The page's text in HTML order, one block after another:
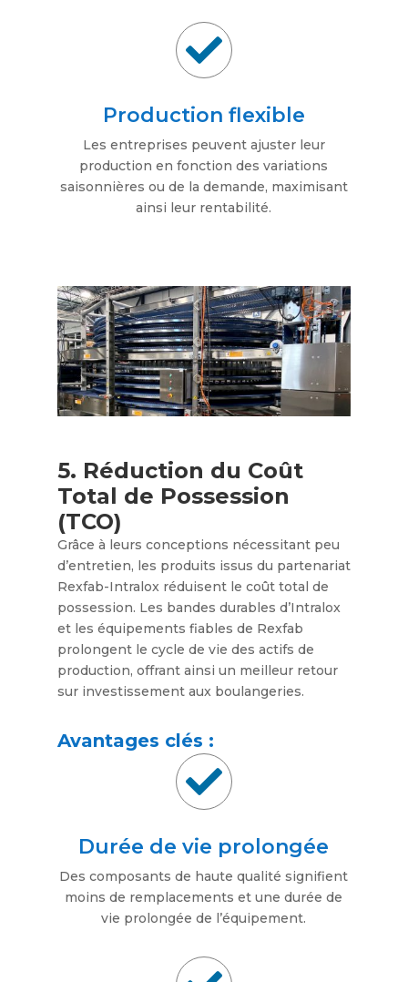

Production flexible
Les entreprises peuvent ajuster leur
production en fonction des variations
saisonnières ou de la demande, maximisant
ainsi leur rentabilité.
5. Réduction du Coût
Total de Possession
(TCO)
Grâce à leurs conceptions nécessitant peu
d’entretien, les produits issus du partenariat
Rexfab-Intralox réduisent le coût total de
possession. Les bandes durables d’Intralox
et les équipements fiables de Rexfab
prolongent le cycle de vie des actifs de
production, offrant ainsi un meilleur retour
sur investissement aux boulangeries.
Avantages clés :

Durée de vie prolongée
Des composants de haute qualité signifient
moins de remplacements et une durée de
vie prolongée de l’équipement.